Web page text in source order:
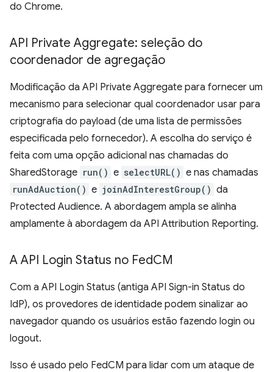
do Chrome.
API Private Aggregate: seleção do
coordenador de agregação
Modificação da API Private Aggregate para fornecer um
mecanismo para selecionar qual coordenador usar para
criptografia do payload (de uma lista de permissões
especificada pelo fornecedor). A escolha do serviço é
feita com uma opção adicional nas chamadas do
SharedStorage run() e selectURL() e nas chamadas
runAdAuction() e joinAdInterestGroup() da
Protected Audience. A abordagem ampla se alinha
amplamente à abordagem da API Attribution Reporting.
A API Login Status no FedCM
Com a API Login Status (antiga API Sign-in Status do
IdP), os provedores de identidade podem sinalizar ao
navegador quando os usuários estão fazendo login ou
logout.
Isso é usado pelo FedCM para lidar com um ataque de